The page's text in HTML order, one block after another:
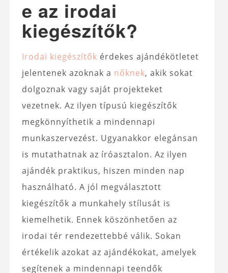
e az irodai
kiegészítők?
Irodai kiegészítők érdekes ajándékötletet
jelentenek azoknak a nőknek, akik sokat
dolgoznak vagy saját projekteket
vezetnek. Az ilyen típusú kiegészítők
megkönnyíthetik a mindennapi
munkaszervezést. Ugyanakkor elegánsan
is mutathatnak az íróasztalon. Az ilyen
ajándék praktikus, hiszen minden nap
használható. A jól megválasztott
kiegészítők a munkahely stílusát is
kiemelhetik. Ennek köszönhetően az
irodai tér rendezettebbé válik. Sokan
értékelik azokat az ajándékokat, amelyek
segítenek a mindennapi teendők